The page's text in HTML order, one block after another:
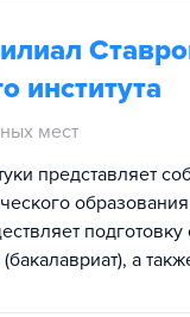
института
мест
представляет
а